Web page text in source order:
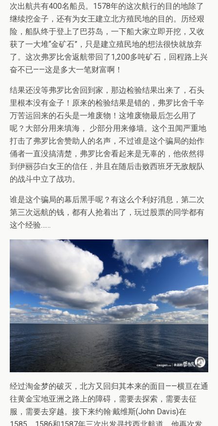
次出航共有400名船员。1578年的这次航行的目的地除了
继续挖金子，还有为女王建立北方殖民地的目的。历经艰
险，船队终于登上了巴芬岛，一下船大家立即开挖，又收
获了一大堆“金矿石”，只是建立殖民地的想法很快就放弃
了。这次弗罗比舍返航带回了1,200多吨矿石，回程路上兴
奋不已——这是多大一笔财富啊！
结果还没等弗罗比舍回到家，那边检验结果出来了，石头
里根本没有金子！原来的检验结果是错的，弗罗比舍千辛
万苦运回来的石头是一堆废物！这堆废物最后怎么用了
呢？大部分用来填海， 少部分用来修墙。这个丑闻严重地
打击了弗罗比舍赞助人的名声，不过谁是这个骗局的始作
俑者一直没搞清楚，弗罗比舍看起来是无辜的，他依然得
到伊丽莎白女王的信任，并且在随后击败西班牙无敌舰队
的战斗中立了战功。
谁是这个骗局的幕后黑手呢？有这么个利好消息，第二次
第三次远航的钱，都有人抢着出了，玩过股票的同学都有
这个经验……
经过淘金梦的破灭，北方又回归其本来的面目——横亘在通
往黄金宝地亚洲之路上的障碍，需要去探索，需要去征
服，需要去穿越。接下来约翰·戴维斯(John Davis)在
1585、1586和1587年三次出发寻找西北航道，他再次发